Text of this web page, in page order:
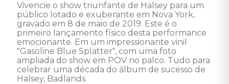
Vivencie o show triunfante de Halsey para um
público lotado e exuberante em Nova York,
gravado em 8 de maio de 2019. Este é o
primeiro lançamento físico desta performance
emocionante. Em um impressionante vinil
"Gasoline Blue Splatter", com uma foto
ampliada do show em POV no palco. Tudo para
celebrar uma década do álbum de sucesso de
Halsey, Badlands.